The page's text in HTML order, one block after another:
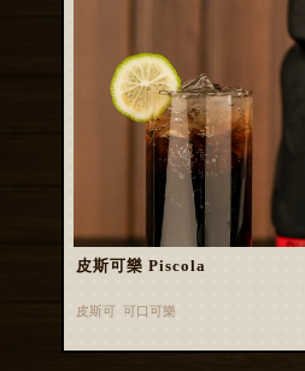
皮斯可樂 Piscola
皮斯可 可口可樂